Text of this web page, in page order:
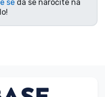
seda se naročite na